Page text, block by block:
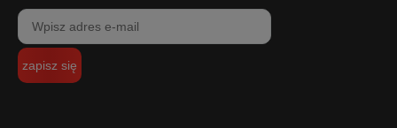
zapisz się